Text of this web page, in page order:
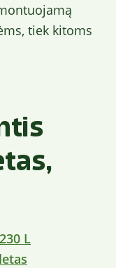
tiek kitoms
230 L